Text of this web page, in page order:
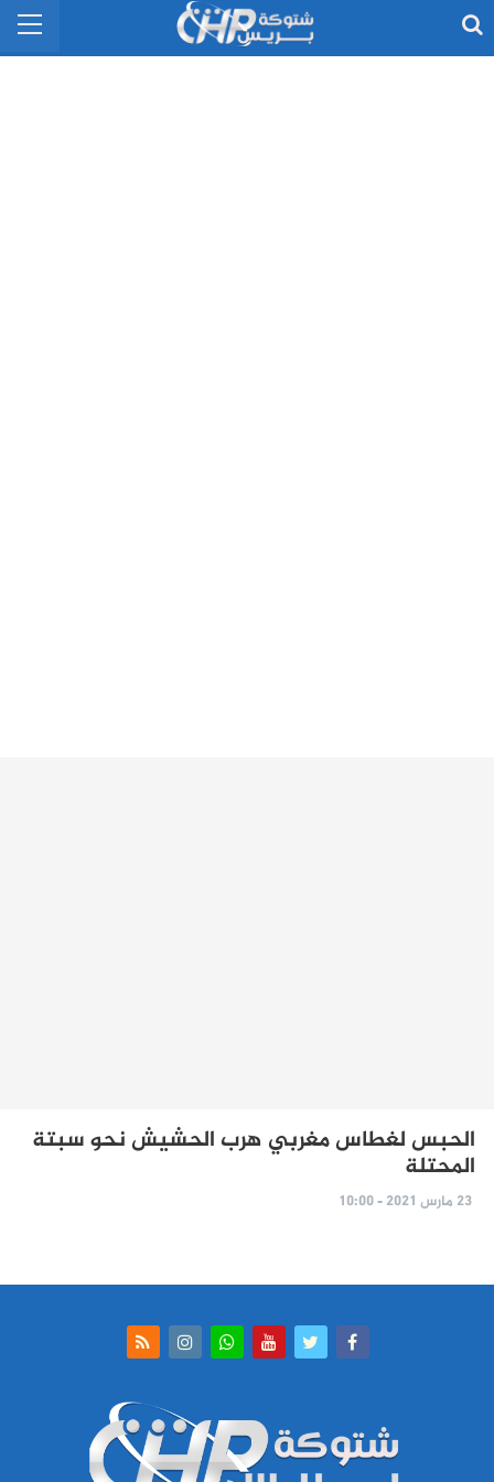
الحبس لغطاس مغربي هرب الحشيش نحو سبتة
المحتلة
23 مارس 2021 - 10:00